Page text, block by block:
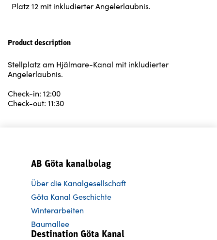
Platz 12 mit inkludierter Angelerlaubnis.
Product description
Stellplatz am Hjälmare-Kanal mit inkludierter
Angelerlaubnis.
Check-in: 12:00
Check-out: 11:30
AB Göta kanalbolag
Über die Kanalgesellschaft
Göta Kanal Geschichte
Winterarbeiten
Baumallee
Destination Göta Kanal